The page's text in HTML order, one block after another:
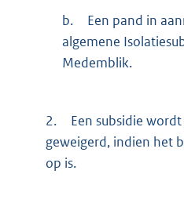
b.
Een pand in
algemene
Medemblik.
2.
Een subsidie
geweigerd, indien het
op is.